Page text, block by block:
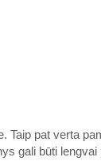
pat verta
gali būti